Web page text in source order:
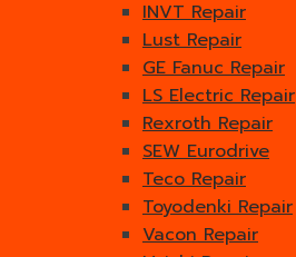
INVT Repair
Lust Repair
GE Fanuc Repair
LS Electric Repair
Rexroth Repair
SEW Eurodrive
Teco Repair
Toyodenki Repair
Vacon Repair